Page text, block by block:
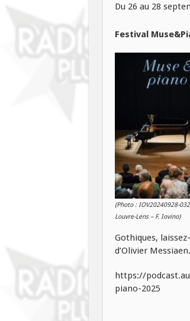
Du 26 au 28
Festival
(Photo : IOV20240928-
Louvre-Lens – F. Iovino)
Gothiques,
d’Olivier Messiaen.
https://
piano-2025